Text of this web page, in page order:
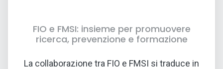
FIO e FMSI: insieme per promuovere
ricerca, prevenzione e formazione
La collaborazione tra FIO e FMSI si traduce in